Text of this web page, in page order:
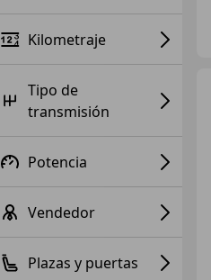
Kilometraje
Tipo de
transmisión
Potencia
Vendedor
Plazas y puertas